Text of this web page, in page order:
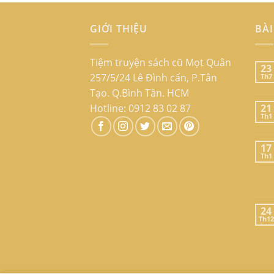
GIỚI THIỆU
Tiệm truyện sách cũ Mọt Quân
257/5/24 Lê Đình cẩn, P.Tân
Tạo. Q.Bình Tân. HCM
Hotline: 0912 83 02 87
23
Th7
21
Th1
17
Th1
24
Th12